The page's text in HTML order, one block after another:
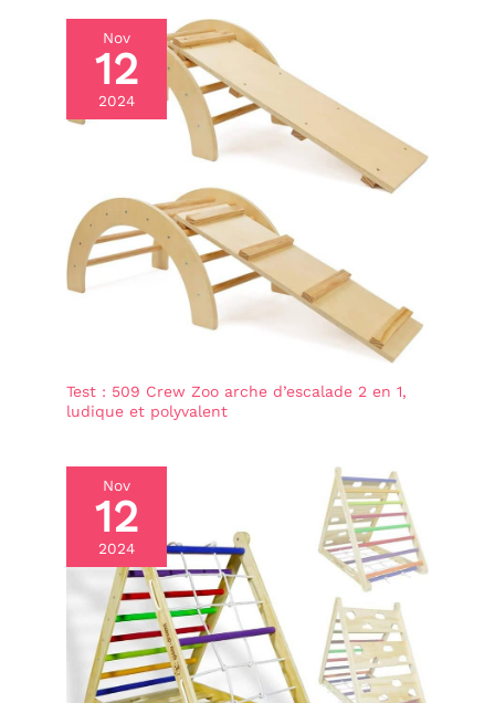
pour enfants est un
merveilleux cadeau pour
vos amis ou votre
famille, en particulier
ceux qui ont de jeunes
enfants. En outre, notre
équipe d'assistance
dédiée s'engage à
fournir un service client
exceptionnel même
après votre achat. Si
vous avez des
questions, des
préoccupations ou des
problèmes avec notre
tout-petits de 1 à 3 ans,
nous sommes là pour
étape du chemin.
Nov
12
2024
Test : 509 Crew Zoo arche d’escalade 2 en 1,
ludique et polyvalent
Nov
12
2024